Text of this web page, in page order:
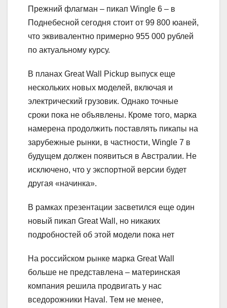
Прежний флагман – пикап Wingle 6 – в
Поднебесной сегодня стоит от 99 800 юаней,
что эквивалентно примерно 955 000 рублей
по актуальному курсу.
В планах Great Wall Pickup выпуск еще
нескольких новых моделей, включая и
электрический грузовик. Однако точные
сроки пока не объявлены. Кроме того, марка
намерена продолжить поставлять пикапы на
зарубежные рынки, в частности, Wingle 7 в
будущем должен появиться в Австралии. Не
исключено, что у экспортной версии будет
другая «начинка».
В рамках презентации засветился еще один
новый пикап Great Wall, но никаких
подробностей об этой модели пока нет
На российском рынке марка Great Wall
больше не представлена – материнская
компания решила продвигать у нас
вседорожники Haval. Тем не менее,